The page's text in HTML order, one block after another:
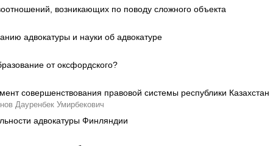
возникающих по поводу сложного объекта
адвокатуры и науки об адвокатуре
от оксфордского?
совершенствования правовой системы республики Казахстан
Дауренбек Умирбекович
адвокатуры Финляндии